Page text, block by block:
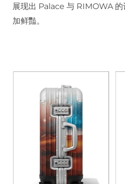
展现出 Palace 与 RIMOWA
加鲜豔。